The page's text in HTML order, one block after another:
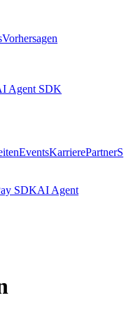
Vorhersagen
Agent SDK
EventsKarrierePartnerS
SDKAI Agent